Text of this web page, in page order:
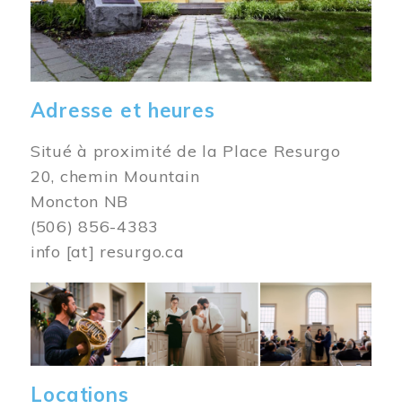
Adresse et heures
Situé à proximité de la Place Resurgo
20, chemin Mountain
Moncton NB
(506) 856-4383
info [at] resurgo.ca
Image
Locations